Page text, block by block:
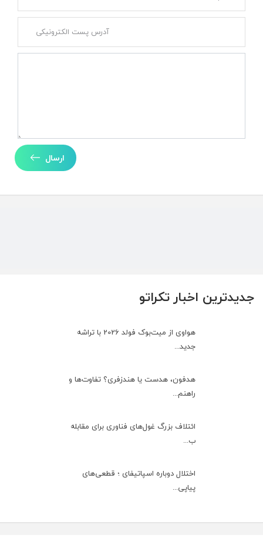
جدیدترین اخبار تکراتو
هواوی از میت‌بوک فولد 2026 با تراشه
جدید...
هدفون، هدست یا هندزفری؟ تفاوت‌ها و
راهنم...
ائتلاف بزرگ غول‌های فناوری برای مقابله
ب...
اختلال دوباره اسپاتیفای ؛ قطعی‌های
پیاپی...
ارسال